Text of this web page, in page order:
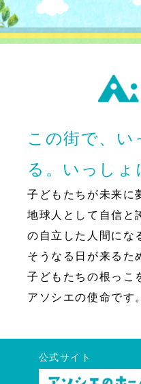
この街で、い
る。いっしょ
子どもたちが未来に
地球人として自信と
の自立した人間にな
そうなる日が来るた
子どもたちの根っこ
アソシエの使命です。
公式サイト